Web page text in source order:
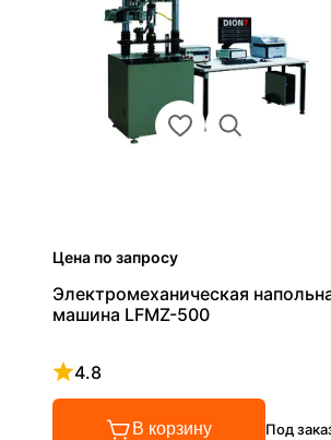
Цена по запросу
Электромеханическая
машина LFMZ-500
4.8
Рейтинг 4.8 из 5
В корзину Под